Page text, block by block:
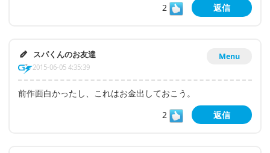
2
返信
Menu
スパくんのお友達
2015-06-05 4:35:39
前作面白かったし、これはお金出しておこう。
2
返信